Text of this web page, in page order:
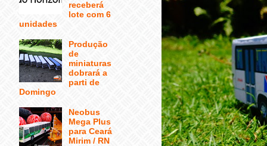
receberá
lote com 6
unidades
Produção
de
miniaturas
dobrará a
parti de
Domingo
Neobus
Mega Plus
para Ceará
Mirim / RN